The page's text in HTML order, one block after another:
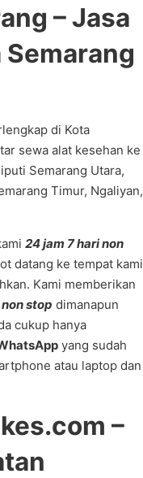
– Jasa
Semarang
di Kota
sewa alat kesehan ke
Semarang Utara,
Timur, Ngaliyan,
24 jam 7 hari non
datang ke tempat kami
Kami memberikan
stop dimanapun
cukup hanya
yang sudah
atau laptop dan
–